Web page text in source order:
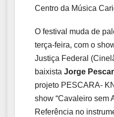
Centro da Música
O festival muda de
terça-feira, com o
Justiça Federal
baixista Jorge
projeto PESCARA-
show “Cavaleiro sem
Referência no